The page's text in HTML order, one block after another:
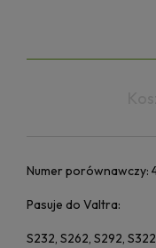
Numer porównawczy:
Pasuje do Valtra:
S232, S262, S292,